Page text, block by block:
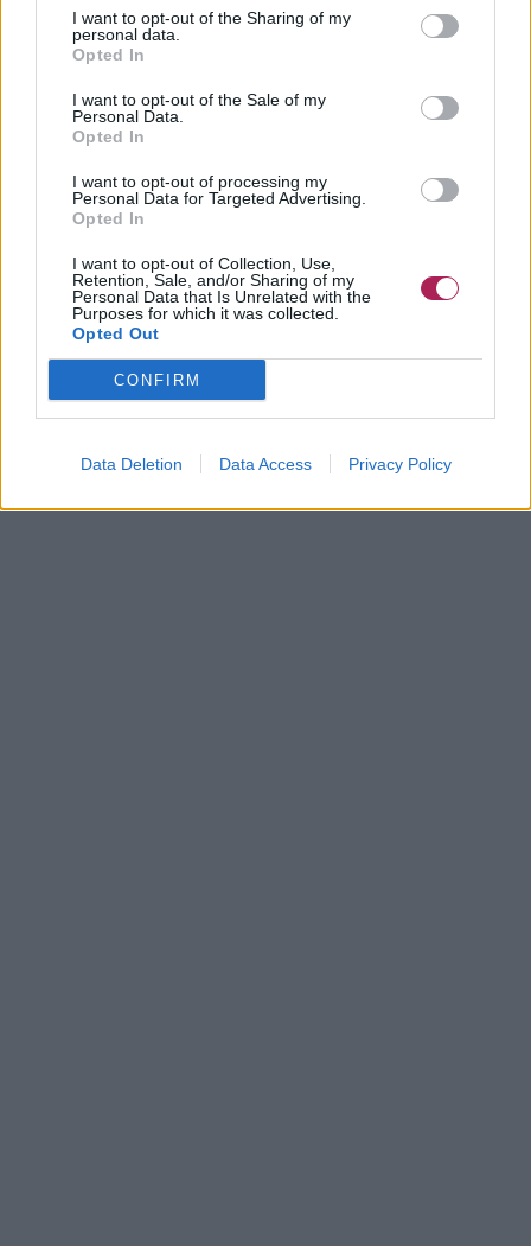
I want to opt-out of the Sharing of my
personal data.
Opted In
I want to opt-out of the Sale of my
Personal Data.
Opted In
I want to opt-out of processing my
Personal Data for Targeted Advertising.
Opted In
I want to opt-out of Collection, Use,
Retention, Sale, and/or Sharing of my
Personal Data that Is Unrelated with the
Purposes for which it was collected.
Opted Out
CONFIRM
Data Deletion Data Access Privacy Policy